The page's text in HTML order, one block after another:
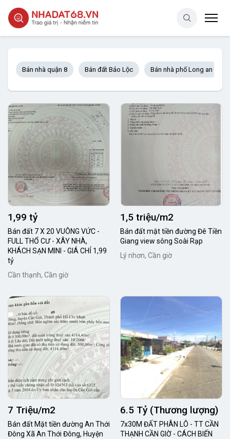
Bán nhà quận 8 Bán đất Bảo Lộc Bán nhà phố Long an
1,99 tỷ
Bán đất 7 X 20 VUÔNG VỨC -
FULL THỔ CƯ - XÂY NHÀ,
KHÁCH SẠN MINI - GIÁ CHỈ 1,99
tỷ
Cần thạnh, Cần giờ
1,5 triệu/m2
Bán đất mặt tiền đường Đê Tiền
Giang view sông Soài Rạp
Lý nhơn, Cần giờ
7 Triệu/m2
Bán đất Mặt tiền đường An Thới
Đông Xã An Thới Đông, Huyện
6.5 Tỷ (Thương lượng)
7x30M ĐẤT PHÂN LÔ - TT CẦN
THẠNH CẦN GIỜ - CÁCH BIẾN